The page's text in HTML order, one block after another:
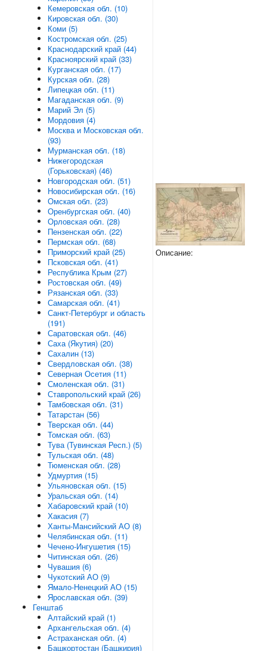
Описание:
Кемеровская обл. (10)
Кировская обл. (30)
Коми (5)
Костромская обл. (25)
Краснодарский край (44)
Красноярский край (33)
Курганская обл. (17)
Курская обл. (28)
Липецкая обл. (11)
Магаданская обл. (9)
Марий Эл (5)
Мордовия (4)
Москва и Московская обл.
(93)
Мурманская обл. (18)
Нижегородская
(Горьковская) (46)
Новгородская обл. (51)
Новосибирская обл. (16)
Омская обл. (23)
Оренбургская обл. (40)
Орловская обл. (28)
Пензенская обл. (22)
Пермская обл. (68)
Приморский край (25)
Псковская обл. (41)
Республика Крым (27)
Ростовская обл. (49)
Рязанская обл. (33)
Самарская обл. (41)
Санкт-Петербург и область
(191)
Саратовская обл. (46)
Саха (Якутия) (20)
Сахалин (13)
Свердловская обл. (38)
Северная Осетия (11)
Смоленская обл. (31)
Ставропольский край (26)
Тамбовская обл. (31)
Татарстан (56)
Тверская обл. (44)
Томская обл. (63)
Тува (Тувинская Респ.) (5)
Тульская обл. (48)
Тюменская обл. (28)
Удмуртия (15)
Ульяновская обл. (15)
Уральская обл. (14)
Хабаровский край (10)
Хакасия (7)
Ханты-Мансийский АО (8)
Челябинская обл. (11)
Чечено-Ингушетия (15)
Читинская обл. (26)
Чувашия (6)
Чукотский АО (9)
Ямало-Ненецкий АО (15)
Ярославская обл. (39)
Генштаб
Алтайский край (1)
Архангельская обл. (4)
Астраханская обл. (4)
Башкортостан (Башкирия)